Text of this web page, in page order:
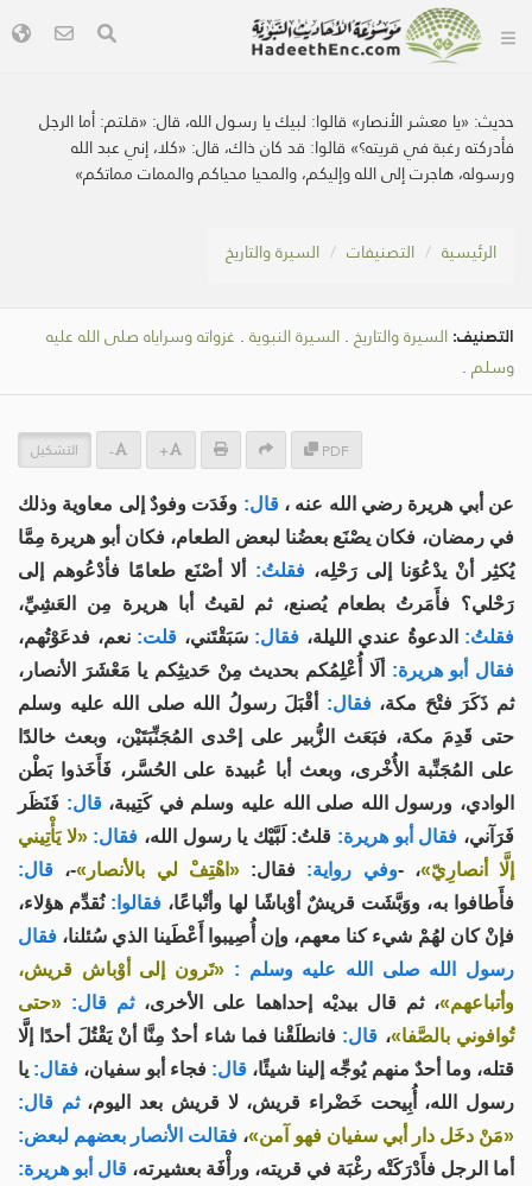
حديث: «يا معشر الأنصار» قالوا: لبيك يا رسول الله، قال: «قلتم: أما الرجل
فأدركته رغبة في قريته؟» قالوا: قد كان ذاك، قال: «كلا، إني عبد الله
ورسوله، هاجرت إلى الله وإليكم، والمحيا محياكم والممات مماتكم»
الرئيسية التصنيفات السيرة والتاريخ
التصنيف: السيرة والتاريخ . السيرة النبوية . غزواته وسراياه صلى الله عليه
وسلم .
PDF
+
- التشكيل
عن أبي هريرة رضي الله عنه ، قال: وفَدَت وفودٌ إلى معاوية وذلك
في رمضان، فكان يصْنَع بعضُنا لبعض الطعام، فكان أبو هريرة مِمَّا
يُكثِر أنْ يدْعُوَنا إلى رَحْلِه، فقلتُ: ألا أصْنَع طعامًا فأدْعُوهم إلى
رَحْلي؟ فأَمَرتُ بطعام يُصنع، ثم لقيتُ أبا هريرة مِن العَشِيِّ،
فقلتُ: الدعوةُ عندي الليلة، فقال: سَبَقْتَني، قلت: نعم، فدعَوْتُهم،
فقال أبو هريرة: ألَا أُعْلِمُكم بحديث مِنْ حَديثِكم يا مَعْشَرَ الأنصار،
ثم ذَكَرَ فتْحَ مكة، فقال: أقْبَلَ رسولُ الله صلى الله عليه وسلم
حتى قَدِمَ مكة، فبَعَث الزُّبير على إحْدى المُجَنِّبَتَيْن، وبعث خالدًا
على المُجَنِّبة الأُخْرى، وبعث أبا عُبيدة على الحُسَّر، فَأَخَذوا بَطْن
الوادي، ورسول الله صلى الله عليه وسلم في كَتِيبة، قال: فَنَظَر
فَرَآني، فقال أبو هريرة: قلتُ: لَبَّيْك يا رسول الله، فقال: «لا يَأْتِيني
إلَّا أنصارِيّ»، -وفي رواية: فقال:«اهْتِفْ لي بالأنصار»-، قال:
فأَطافوا به، ووَبَّشَت قريشٌ أوْباشًا لها وأتْباعًا، فقالوا: نُقدِّم هؤلاء،
فإنْ كان لهُمْ شيء كنا معهم، وإن أُصِيبوا أَعْطَينا الذي سُئلنا، فقال
رسول الله صلى الله عليه وسلم : «تَرون إلى أوْباش قريش،
وأتباعهم»، ثم قال بيديْه إحداهما على الأخرى، ثم قال: «حتى
تُوافوني بالصَّفا»، قال: فانطلَقْنا فما شاء أحدٌ مِنَّا أنْ يَقْتُلَ أحدًا إلَّا
قتله، وما أحدٌ منهم يُوجِّه إلينا شيئًا، قال: فجاء أبو سفيان، فقال: يا
رسول الله، أُبِيحت خَضْراء قريش، لا قريش بعد اليوم، ثم قال:
«مَنْ دخَل دار أبي سفيان فهو آمن»، فقالت الأنصار بعضهم لبعض:
أما الرجل فأَدْرَكَتْه رغْبَة في قريته، ورأْفَة بعشيرته، قال أبو هريرة: